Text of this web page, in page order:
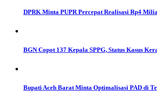
DPRK Minta PUPR Percepat Realisasi Rp4
BGN Copot 137 Kepala SPPG, Status Kasus
Bupati Aceh Barat Minta Optimalisasi PAD di